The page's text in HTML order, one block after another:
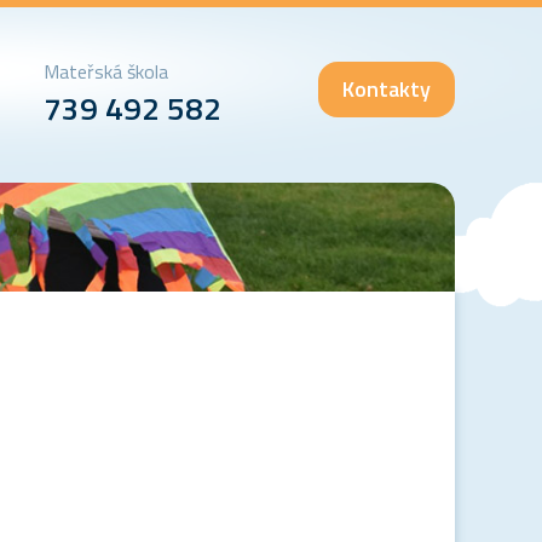
Kontakty
Mateřská škola
739 492 582